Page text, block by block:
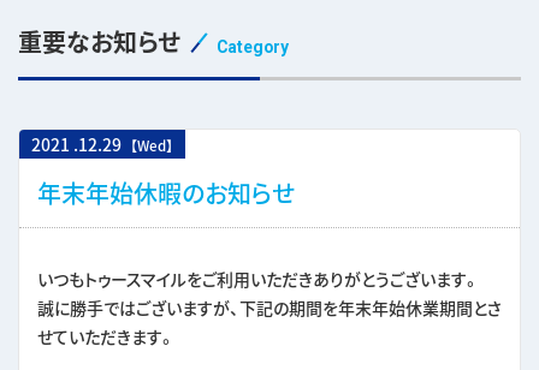
重要なお知らせ Category
2021 .12.29 【Wed】
年末年始休暇のお知らせ
いつもトゥースマイルをご利用いただきありがとうございます。
誠に勝手ではございますが、下記の期間を年末年始休業期間とさ
せていただきます。